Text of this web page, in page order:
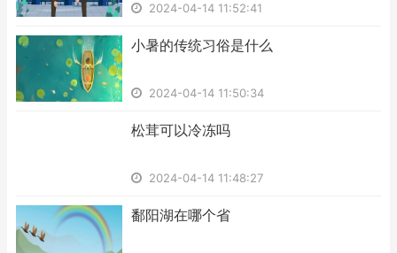
2024-04-14 11:52:41
​小暑的传统习俗是什么
2024-04-14 11:50:34
​松茸可以冷冻吗
2024-04-14 11:48:27
​鄱阳湖在哪个省